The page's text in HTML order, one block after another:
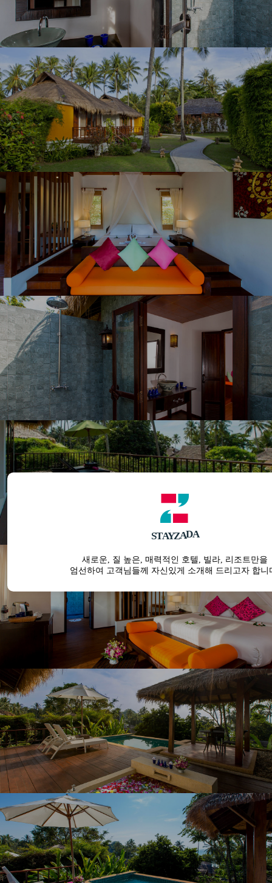
STAYZADA
새로운, 질 높은, 매력적인 호텔, 빌라, 리조트만을
엄선하여 고객님들께 자신있게 소개해 드리고자 합니